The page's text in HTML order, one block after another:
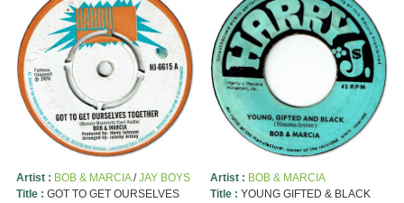
Artist : BOB & MARCIA/JAY BOYS
Title : GOT TO GET OURSELVES
Artist : BOB & MARCIA
Title : YOUNG GIFTED & BLACK